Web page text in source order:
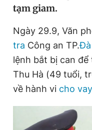
Sản phẩm khác
Tiện ích
Thông tin tòa soạn
tạm giam.
Ngày 29.9, Văn
tra Công an TP.
lệnh bắt bị can để
Thu Hà (49 tuổi,
về hành vi cho